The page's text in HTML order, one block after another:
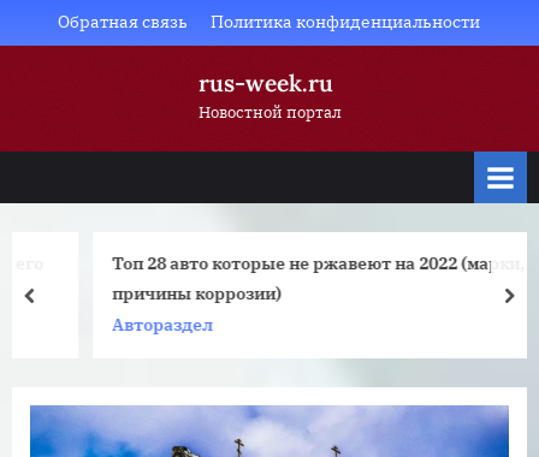
to
Обратная связь Политика конфиденциальности
rus-week.ru
Новостной портал
Топ 28 авто которые не ржавеют на 2022 (марки,
причины коррозии)
Автораздел
prev